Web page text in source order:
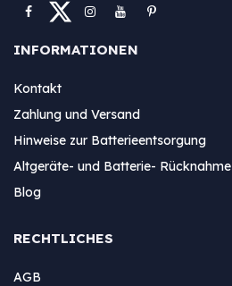
INFORMATIONEN
Kontakt
Zahlung und Versand
Hinweise zur Batterieentsorgung
Altgeräte- und Batterie- Rücknahme
Blog
RECHTLICHES
AGB